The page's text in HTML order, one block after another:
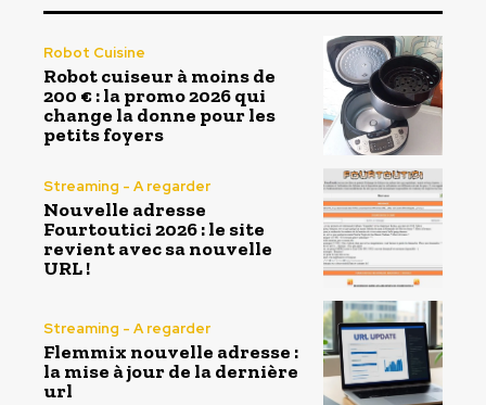
Robot Cuisine
Robot cuiseur à moins de
200 € : la promo 2026 qui
change la donne pour les
petits foyers
Streaming - A regarder
Nouvelle adresse
Fourtoutici 2026 : le site
revient avec sa nouvelle
URL !
Streaming - A regarder
Flemmix nouvelle adresse :
la mise à jour de la dernière
url